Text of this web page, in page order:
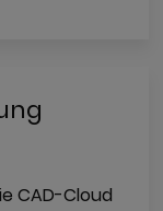
CAD-Cloud